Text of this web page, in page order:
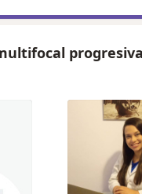
progresiva